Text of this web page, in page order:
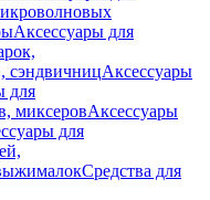
Аксессуары для
сэндвичницАксессуары
для
миксеровАксессуары
для
Средства для